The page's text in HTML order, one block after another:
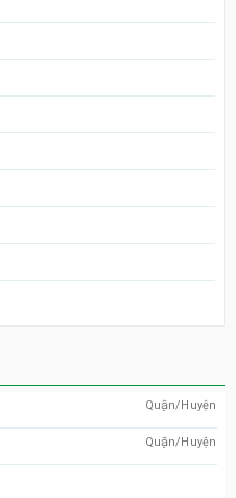
Quận/Huyện
Quận/Huyện